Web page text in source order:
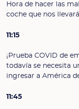
Hora de hacer las
coche que nos
11:15
¡Prueba COVID de
todavía se necesita
ingresar a América
11:45